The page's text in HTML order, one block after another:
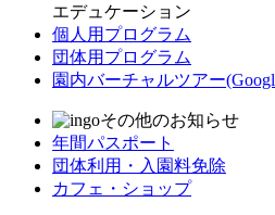
エデュケーション
個人用プログラム
団体用プログラム
園内バーチャルツアー
その他のお知らせ
年間パスポート
団体利用・入園料免除
カフェ・ショップ